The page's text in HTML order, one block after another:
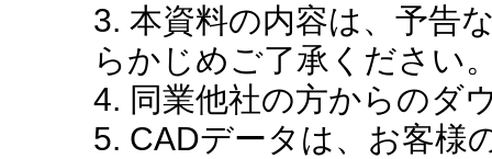
3. 本資料の内容は、予告
らかじめご了承ください
4. 同業他社の方からのダ
5. CADデータは、お客様